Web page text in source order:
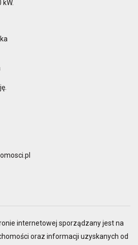
internetowej sporządzany jest na
oraz informacji uzyskanych od